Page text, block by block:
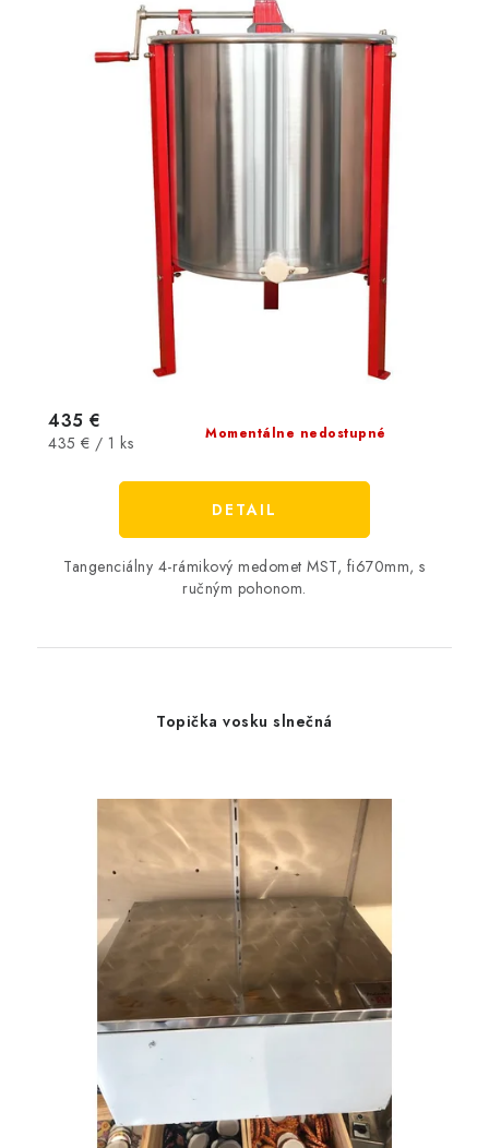
Momentálne nedostupné
435 €
Jednotková
435 € / 1 ks
DETAIL
Tangenciálny 4-rámikový medomet MST, fi670mm, s
ručným pohonom.
Topička vosku slnečná